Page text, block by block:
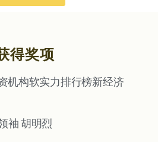
得奖项
机构软实力排行榜新经济
袖 胡明烈